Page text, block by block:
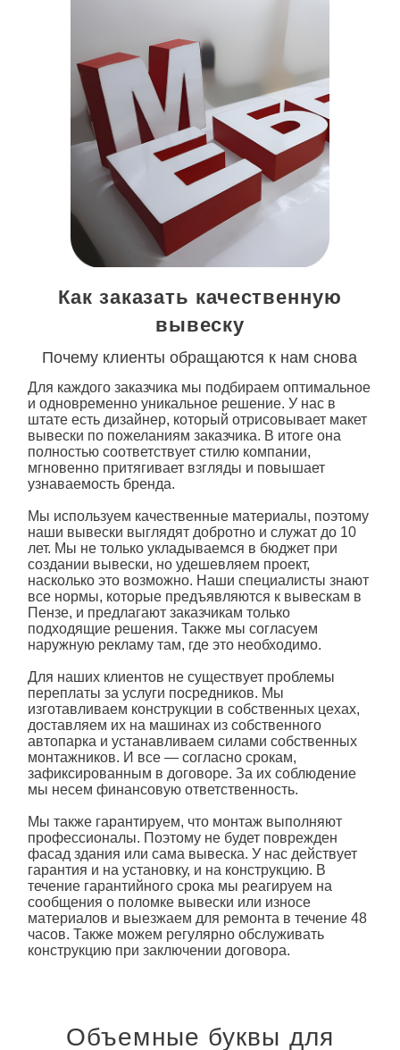
Как заказать качественную
вывеску
Почему клиенты обращаются к нам снова
Для каждого заказчика мы подбираем оптимальное
и одновременно уникальное решение. У нас в
штате есть дизайнер, который отрисовывает макет
вывески по пожеланиям заказчика. В итоге она
полностью соответствует стилю компании,
мгновенно притягивает взгляды и повышает
узнаваемость бренда.
Мы используем качественные материалы, поэтому
наши вывески выглядят добротно и служат до 10
лет. Мы не только укладываемся в бюджет при
создании вывески, но удешевляем проект,
насколько это возможно. Наши специалисты знают
все нормы, которые предъявляются к вывескам в
Пензе, и предлагают заказчикам только
подходящие решения. Также мы согласуем
наружную рекламу там, где это необходимо.
Для наших клиентов не существует проблемы
переплаты за услуги посредников. Мы
изготавливаем конструкции в собственных цехах,
доставляем их на машинах из собственного
автопарка и устанавливаем силами собственных
монтажников. И все — согласно срокам,
зафиксированным в договоре. За их соблюдение
мы несем финансовую ответственность.
Мы также гарантируем, что монтаж выполняют
профессионалы. Поэтому не будет поврежден
фасад здания или сама вывеска. У нас действует
гарантия и на установку, и на конструкцию. В
течение гарантийного срока мы реагируем на
сообщения о поломке вывески или износе
материалов и выезжаем для ремонта в течение 48
часов. Также можем регулярно обслуживать
конструкцию при заключении договора.
Объемные буквы для